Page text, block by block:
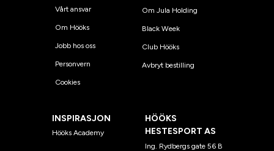
Vårt ansvar
Om Hööks
Jobb hos oss
Personvern
Cookies
Om Jula Holding
Black Week
Club Hööks
Avbryt bestilling
INSPIRASJON
Hööks Academy
HÖÖKS
HESTESPORT AS
Ing. Rydbergs gate 56 B